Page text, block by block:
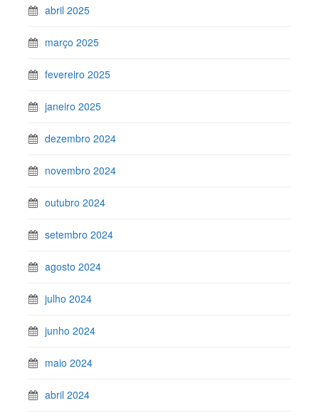
abril 2025
março 2025
fevereiro 2025
janeiro 2025
dezembro 2024
novembro 2024
outubro 2024
setembro 2024
agosto 2024
julho 2024
junho 2024
maio 2024
abril 2024